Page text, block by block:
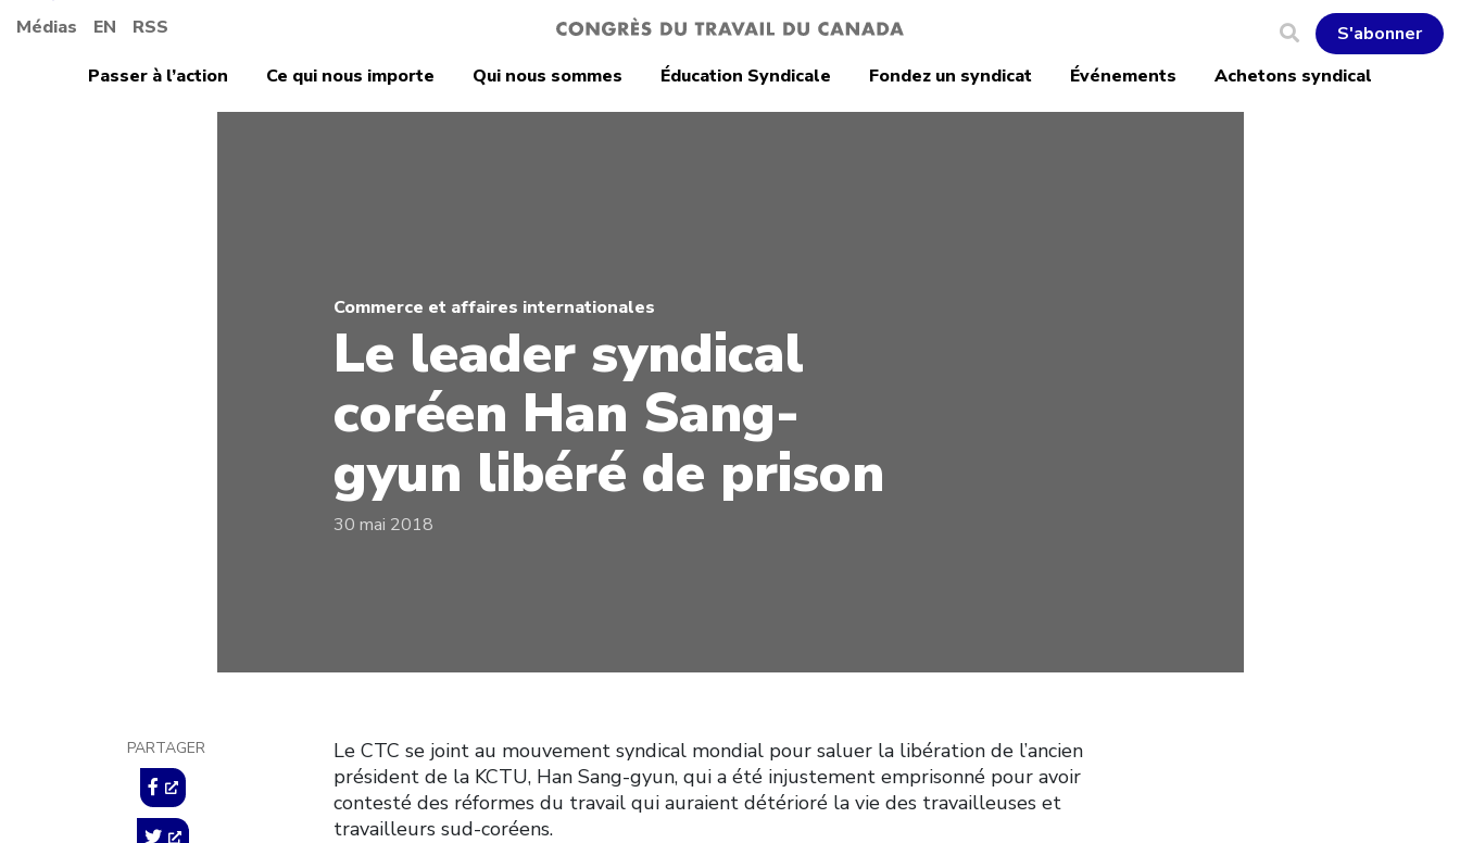
Médias EN RSS
S'abonner
Passer à l’action
Ce qui nous importe Qui nous sommes Éducation Syndicale Fondez un syndicat Événements Achetons syndical
Commerce et affaires internationales
Le leader syndical
coréen Han Sang-
gyun libéré de prison
30 mai 2018
PARTAGER
Le CTC se joint au mouvement syndical mondial pour saluer la libération de l’ancien
président de la KCTU, Han Sang-gyun, qui a été injustement emprisonné pour avoir
contesté des réformes du travail qui auraient détérioré la vie des travailleuses et
travailleurs sud-coréens.